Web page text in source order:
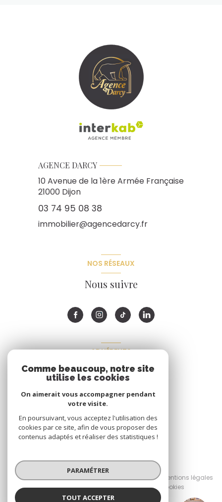
AGENCE DARCY
10 Avenue de la 1ère Armée Française
21000 Dijon
03 74 95 08 38
immobilier@agencedarcy.fr
NOS RÉSEAUX
Nous suivre
ADHÉRENTS
Nous adhérons
© 2026 | Tous droits réservés
Nos honoraires
Nos partenaires
Mentions légales
Admin
Politique RGPD Cookies
Comme beaucoup, notre site
utilise les cookies
On aimerait vous accompagner pendant
votre visite.
En poursuivant, vous acceptez l'utilisation des
cookies par ce site, afin de vous proposer des
contenus adaptés et réaliser des statistiques !
PARAMÉTRER
TOUT ACCEPTER